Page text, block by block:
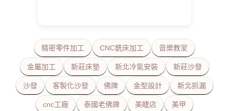
精密零件加工 CNC銑床加工 音樂教室
金屬加工 新莊床墊 新北冷氣安裝 新莊沙發
沙發 客製化沙發 佛牌 金型設計 新北抓漏
cnc工廠 泰國老佛牌 美睫店 美甲